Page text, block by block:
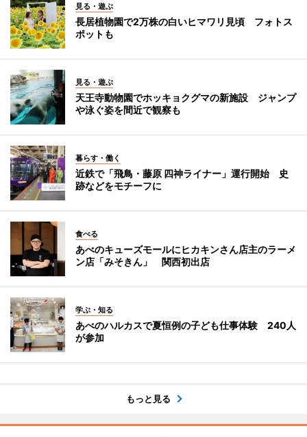
見る・遊ぶ
長居植物園で2万株の白いヒマワリ見頃 フォトス
ポットも
見る・遊ぶ
天王寺動物園でホッキョクグマの新施設 ジャンプ
や泳ぐ姿を間近で観察も
暮らす・働く
近鉄で「飛鳥・藤原 四神ライナー」運行開始 史
跡などをモチーフに
食べる
あべのキューズモールにヒカキンさん店主のラーメ
ン店「みそきん」 関西初出店
学ぶ・知る
あべのハルカスで夏恒例の子ども仕事体験 240人
が参加
もっと見る